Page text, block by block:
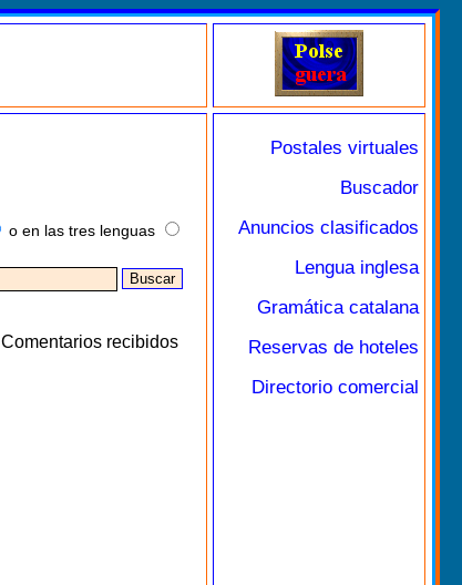
o en las tres lenguas
Comentarios recibidos
Postales virtuales
Buscador
Anuncios clasificados
Lengua inglesa
Gramática catalana
Reservas de hoteles
Directorio comercial